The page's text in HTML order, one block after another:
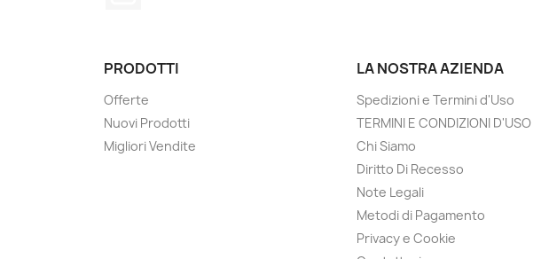
PRODOTTI
Offerte
Nuovi Prodotti
Migliori Vendite
LA NOSTRA AZIENDA
Spedizioni e Termini d'Uso
TERMINI E CONDIZIONI D'USO
Chi Siamo
Diritto Di Recesso
Note Legali
Metodi di Pagamento
Privacy e Cookie